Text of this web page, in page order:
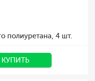
полиуретана, 4 шт.
КУПИТЬ